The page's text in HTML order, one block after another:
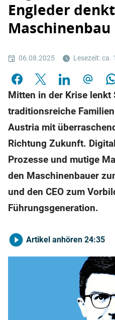
Engleder
06.08.2025 Lesezeit: ca.
Mitten in der Krise lenkt
traditionsreiche
Austria mit
Richtung Zukunft.
Prozesse und mutige
den Maschinenbauer
und den CEO zum
Führungsgeneration.
Artikel anhören 24:35